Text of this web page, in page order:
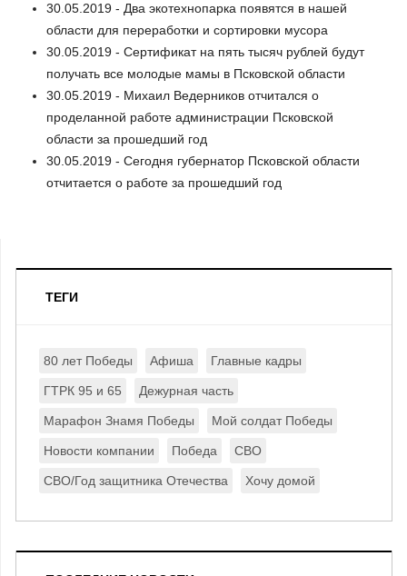
30.05.2019 - Два экотехнопарка появятся в нашей
области для переработки и сортировки мусора
30.05.2019 - Сертификат на пять тысяч рублей будут
получать все молодые мамы в Псковской области
30.05.2019 - Михаил Ведерников отчитался о
проделанной работе администрации Псковской
области за прошедший год
30.05.2019 - Сегодня губернатор Псковской области
отчитается о работе за прошедший год
ТЕГИ
80 лет Победы Афиша Главные кадры
ГТРК 95 и 65 Дежурная часть
Марафон Знамя Победы Мой солдат Победы
Новости компании Победа СВО
СВО/Год защитника Отечества Хочу домой